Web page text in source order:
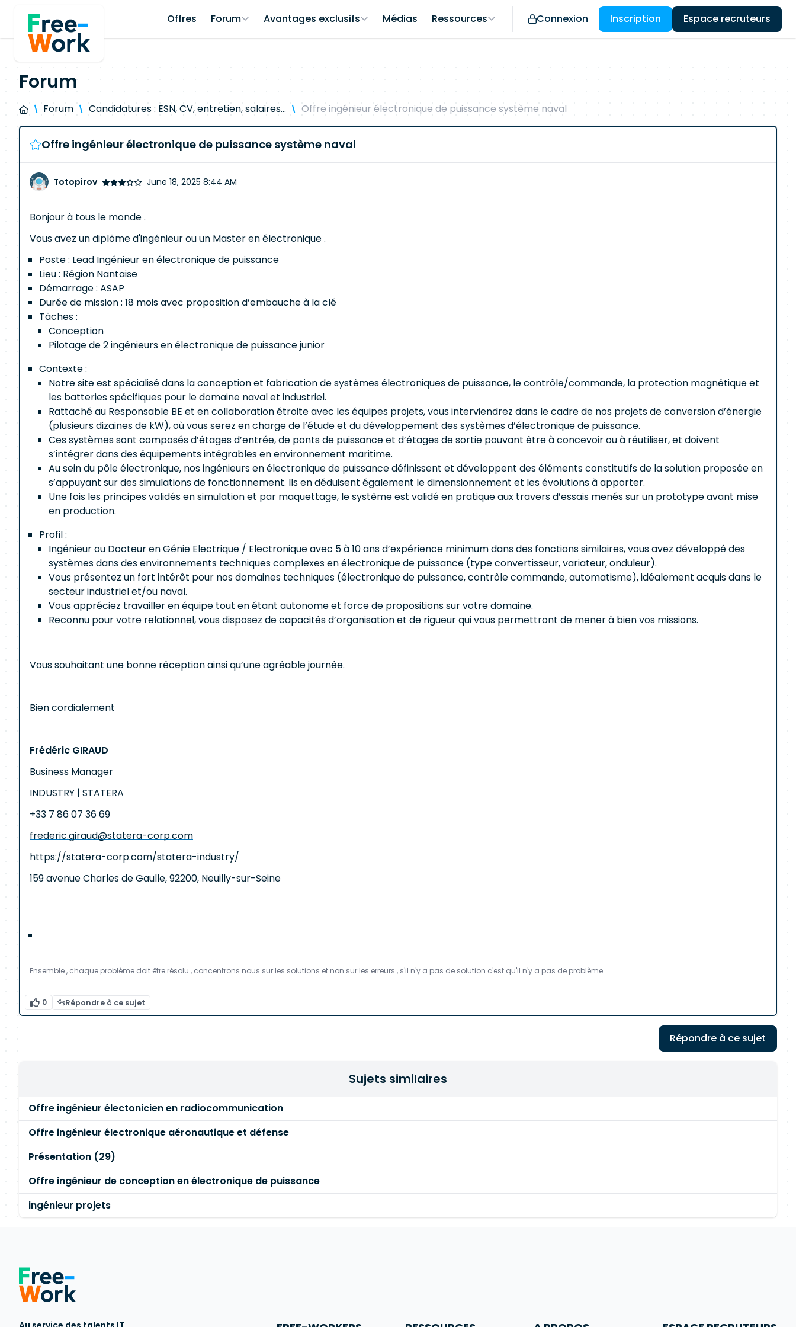
Offres Forum Avantages exclusifs Médias Ressources Connexion Inscription Espace recruteurs
Forum
Forum Candidatures : ESN, CV, entretien, salaires… Offre ingénieur électronique de puissance système naval
Offre ingénieur électronique de puissance système naval
Totopirov June 18, 2025 8:44 AM
Bonjour à tous le monde .
Vous avez un diplôme d'ingénieur ou un Master en électronique .
Poste : Lead Ingénieur en électronique de puissance
Lieu : Région Nantaise
Démarrage : ASAP
Durée de mission : 18 mois avec proposition d’embauche à la clé
Tâches :
Conception
Pilotage de 2 ingénieurs en électronique de puissance junior
Contexte :
Notre site est spécialisé dans la conception et fabrication de systèmes électroniques de puissance, le contrôle/commande, la protection magnétique et
les batteries spécifiques pour le domaine naval et industriel.
Rattaché au Responsable BE et en collaboration étroite avec les équipes projets, vous interviendrez dans le cadre de nos projets de conversion d’énergie
(plusieurs dizaines de kW), où vous serez en charge de l’étude et du développement des systèmes d’électronique de puissance.
Ces systèmes sont composés d’étages d’entrée, de ponts de puissance et d’étages de sortie pouvant être à concevoir ou à réutiliser, et doivent
s’intégrer dans des équipements intégrables en environnement maritime.
Au sein du pôle électronique, nos ingénieurs en électronique de puissance définissent et développent des éléments constitutifs de la solution proposée en
s’appuyant sur des simulations de fonctionnement. Ils en déduisent également le dimensionnement et les évolutions à apporter.
Une fois les principes validés en simulation et par maquettage, le système est validé en pratique aux travers d’essais menés sur un prototype avant mise
en production.
Profil :
Ingénieur ou Docteur en Génie Electrique / Electronique avec 5 à 10 ans d’expérience minimum dans des fonctions similaires, vous avez développé des
systèmes dans des environnements techniques complexes en électronique de puissance (type convertisseur, variateur, onduleur).
Vous présentez un fort intérêt pour nos domaines techniques (électronique de puissance, contrôle commande, automatisme), idéalement acquis dans le
secteur industriel et/ou naval.
Vous appréciez travailler en équipe tout en étant autonome et force de propositions sur votre domaine.
Reconnu pour votre relationnel, vous disposez de capacités d’organisation et de rigueur qui vous permettront de mener à bien vos missions.
Vous souhaitant une bonne réception ainsi qu’une agréable journée.
Bien cordialement
Frédéric GIRAUD
Business Manager
INDUSTRY | STATERA
+33 7 86 07 36 69
frederic.giraud@statera-corp.com
https://statera-corp.com/statera-industry/
159 avenue Charles de Gaulle, 92200, Neuilly-sur-Seine
Ensemble , chaque problème doit être résolu , concentrons nous sur les solutions et non sur les erreurs , s'il n'y a pas de solution c'est qu'il n'y a pas de problème .
0 Répondre à ce sujet
Répondre à ce sujet
Sujets similaires
Offre ingénieur électonicien en radiocommunication
Offre ingénieur électronique aéronautique et défense
Présentation (29)
Offre ingénieur de conception en électronique de puissance
ingénieur projets